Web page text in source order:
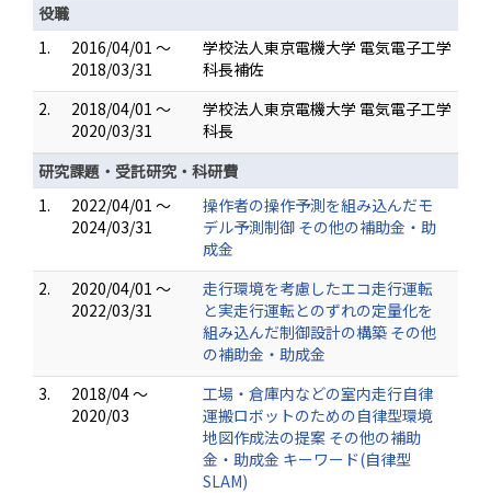
役職
1.
2016/04/01 ～
2018/03/31
学校法人東京電機大学 電気電子工学
科長補佐
2.
2018/04/01 ～
2020/03/31
学校法人東京電機大学 電気電子工学
科長
研究課題・受託研究・科研費
1.
2022/04/01 ～
2024/03/31
操作者の操作予測を組み込んだモ
デル予測制御 その他の補助金・助
成金
2.
2020/04/01 ～
2022/03/31
走行環境を考慮したエコ走行運転
と実走行運転とのずれの定量化を
組み込んだ制御設計の構築 その他
の補助金・助成金
3.
2018/04 ～
2020/03
工場・倉庫内などの室内走行自律
運搬ロボットのための自律型環境
地図作成法の提案 その他の補助
金・助成金 キーワード(自律型
SLAM)